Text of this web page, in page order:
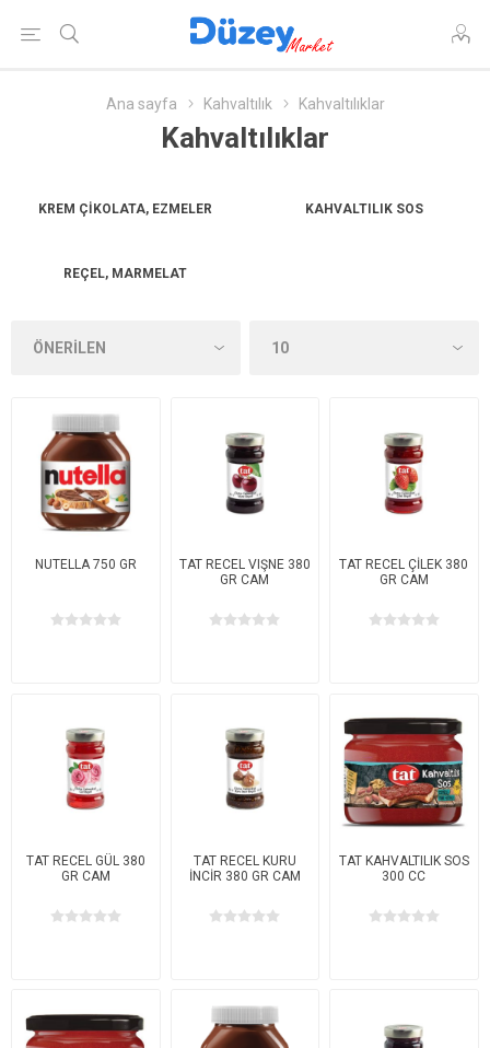
Ana sayfa Kahvaltılık Kahvaltılıklar
Kahvaltılıklar
KREM ÇIKOLATA, EZMELER KAHVALTILIK SOS
REÇEL, MARMELAT
NUTELLA 750 GR
TAT RECEL VIŞNE 380
GR CAM
TAT RECEL ÇİLEK 380
GR CAM
TAT RECEL GÜL 380
GR CAM
TAT RECEL KURU
İNCİR 380 GR CAM
TAT KAHVALTILIK SOS
300 CC